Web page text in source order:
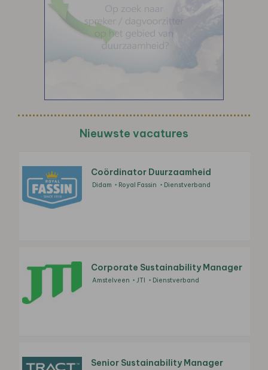
Nieuwste vacatures
Coördinator Duurzaamheid
Didam Royal Fassin Dienstverband
Corporate Sustainability Manager
Amstelveen JTI Dienstverband
Senior Sustainability Manager